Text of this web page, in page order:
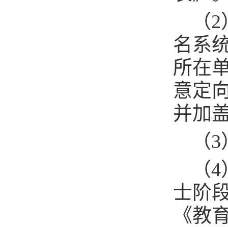
（
名系
所在
意定
并加
（
（
士阶
《教